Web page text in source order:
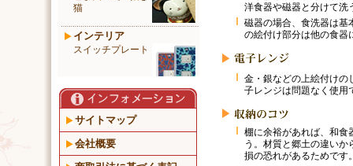
猫
インテリア
スイッチプレート
サイトマップ
会社概要
洋食器や磁器と分けて洗
磁器の場合、食洗器は基
の絵付け部分は他の食器
金・銀などの上絵付けの
子レンジは問題なく使用
棚に余裕があれば、和食
う。材質と郷土の違い
損の恐れがあるためです